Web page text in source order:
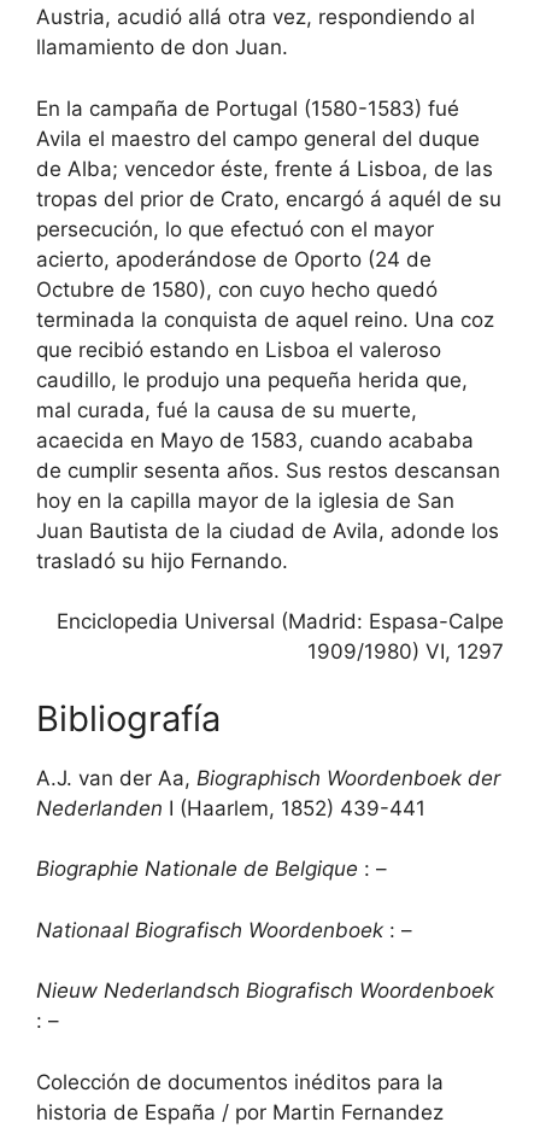
Austria, acudió allá otra vez, respondiendo al
llamamiento de don Juan.
En la campaña de Portugal (1580-1583) fué
Avila el maestro del campo general del duque
de Alba; vencedor éste, frente á Lisboa, de las
tropas del prior de Crato, encargó á aquél de su
persecución, lo que efectuó con el mayor
acierto, apoderándose de Oporto (24 de
Octubre de 1580), con cuyo hecho quedó
terminada la conquista de aquel reino. Una coz
que recibió estando en Lisboa el valeroso
caudillo, le produjo una pequeña herida que,
mal curada, fué la causa de su muerte,
acaecida en Mayo de 1583, cuando acababa
de cumplir sesenta años. Sus restos descansan
hoy en la capilla mayor de la iglesia de San
Juan Bautista de la ciudad de Avila, adonde los
trasladó su hijo Fernando.
Enciclopedia Universal (Madrid: Espasa-Calpe
1909/1980) VI, 1297
Bibliografía
A.J. van der Aa, Biographisch Woordenboek der
Nederlanden I (Haarlem, 1852) 439-441
Biographie Nationale de Belgique : –
Nationaal Biografisch Woordenboek : –
Nieuw Nederlandsch Biografisch Woordenboek
: –
Colección de documentos inéditos para la
historia de España / por Martin Fernandez